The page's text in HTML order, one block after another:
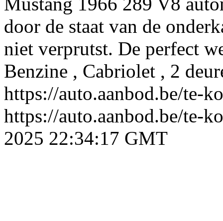
door de staat van de
niet verprutst. De perfect
Benzine , Cabriolet , 2
https://auto.aanbod.be/te-
https://auto.aanbod.be/te-
2025 22:34:17 GMT